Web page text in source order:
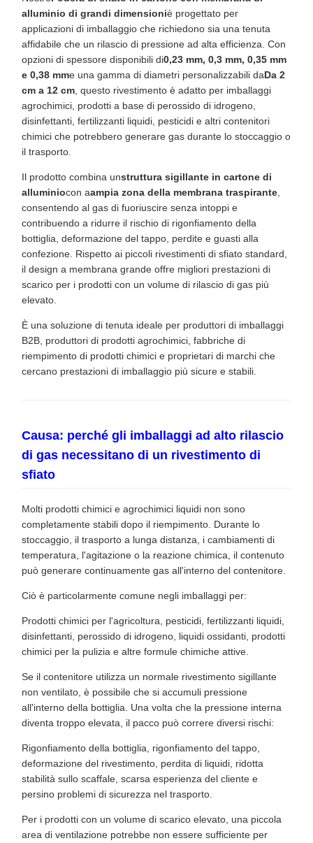
alluminio di grandi dimensioniè progettato per
applicazioni di imballaggio che richiedono sia una tenuta
affidabile che un rilascio di pressione ad alta efficienza. Con
opzioni di spessore disponibili di0,23 mm, 0,3 mm, 0,35 mm
e 0,38 mme una gamma di diametri personalizzabili daDa 2
cm a 12 cm, questo rivestimento è adatto per imballaggi
agrochimici, prodotti a base di perossido di idrogeno,
disinfettanti, fertilizzanti liquidi, pesticidi e altri contenitori
chimici che potrebbero generare gas durante lo stoccaggio o
il trasporto.
Il prodotto combina unstruttura sigillante in cartone di
alluminiocon aampia zona della membrana traspirante,
consentendo al gas di fuoriuscire senza intoppi e
contribuendo a ridurre il rischio di rigonfiamento della
bottiglia, deformazione del tappo, perdite e guasti alla
confezione. Rispetto ai piccoli rivestimenti di sfiato standard,
il design a membrana grande offre migliori prestazioni di
scarico per i prodotti con un volume di rilascio di gas più
elevato.
È una soluzione di tenuta ideale per produttori di imballaggi
B2B, produttori di prodotti agrochimici, fabbriche di
riempimento di prodotti chimici e proprietari di marchi che
cercano prestazioni di imballaggio più sicure e stabili.
Causa: perché gli imballaggi ad alto rilascio
di gas necessitano di un rivestimento di
sfiato
Molti prodotti chimici e agrochimici liquidi non sono
completamente stabili dopo il riempimento. Durante lo
stoccaggio, il trasporto a lunga distanza, i cambiamenti di
temperatura, l'agitazione o la reazione chimica, il contenuto
può generare continuamente gas all'interno del contenitore.
Ciò è particolarmente comune negli imballaggi per:
Prodotti chimici per l'agricoltura, pesticidi, fertilizzanti liquidi,
disinfettanti, perossido di idrogeno, liquidi ossidanti, prodotti
chimici per la pulizia e altre formule chimiche attive.
Se il contenitore utilizza un normale rivestimento sigillante
non ventilato, è possibile che si accumuli pressione
all'interno della bottiglia. Una volta che la pressione interna
diventa troppo elevata, il pacco può correre diversi rischi:
Rigonfiamento della bottiglia, rigonfiamento del tappo,
deformazione del rivestimento, perdita di liquidi, ridotta
stabilità sullo scaffale, scarsa esperienza del cliente e
persino problemi di sicurezza nel trasporto.
Per i prodotti con un volume di scarico elevato, una piccola
area di ventilazione potrebbe non essere sufficiente per